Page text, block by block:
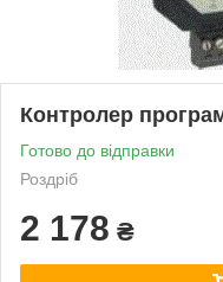
Контролер
Готово до відправки
Роздріб
2 178 ₴